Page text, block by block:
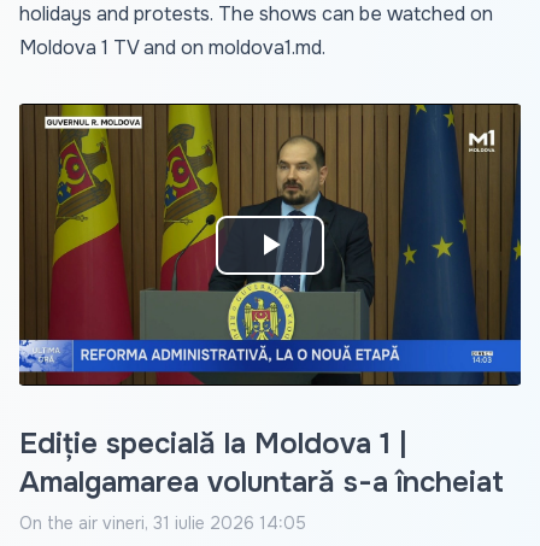
holidays and protests. The shows can be watched on
Moldova 1 TV and on moldova1.md.
Play
Video
Ediție specială la Moldova 1 |
Amalgamarea voluntară s-a încheiat
On the air vineri, 31 iulie 2026 14:05